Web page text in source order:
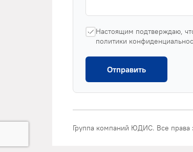
Настоящим подтверждаю,
политики
Отправить
Группа компаний ЮДИС. Все